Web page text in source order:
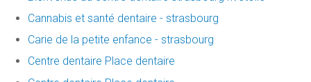
Cannabis et santé dentaire - strasbourg
Carie de la petite enfance - strasbourg
Centre dentaire Place dentaire